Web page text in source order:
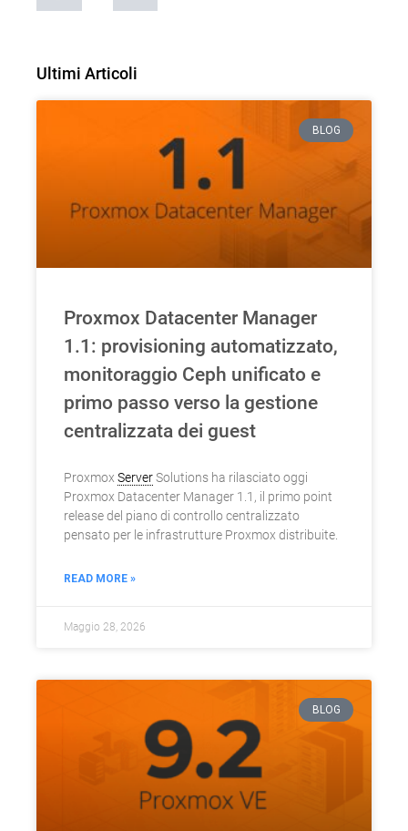
Ultimi Articoli
BLOG
Proxmox Datacenter Manager
1.1: provisioning automatizzato,
monitoraggio Ceph unificato e
primo passo verso la gestione
centralizzata dei guest
Proxmox ServerSolutions ha rilasciato oggi
Proxmox Datacenter Manager 1.1, il primo point
release del piano di controllo centralizzato
pensato per le infrastrutture Proxmox distribuite.
READ MORE »
Maggio 28, 2026
BLOG